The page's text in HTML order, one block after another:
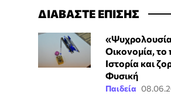
ΔΙΑΒΑΣΤΕ ΕΠΙΣΗΣ
Οικονομία,
Ιστορία και
Φυσική
Παιδεία